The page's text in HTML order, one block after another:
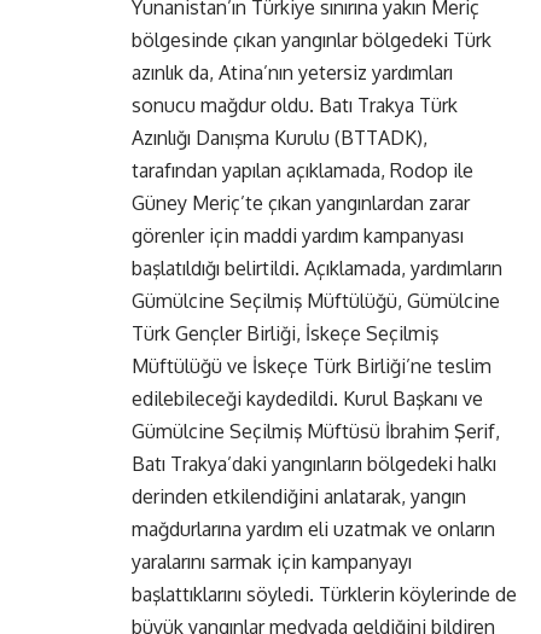
Yunanistan’ın Türkiye sınırına yakın Meriç
bölgesinde çıkan yangınlar bölgedeki Türk
azınlık da, Atina’nın yetersiz yardımları
sonucu mağdur oldu. Batı Trakya Türk
Azınlığı Danışma Kurulu (BTTADK),
tarafından yapılan açıklamada, Rodop ile
Güney Meriç’te çıkan yangınlardan zarar
görenler için maddi yardım kampanyası
başlatıldığı belirtildi. Açıklamada, yardımların
Gümülcine Seçilmiş Müftülüğü, Gümülcine
Türk Gençler Birliği, İskeçe Seçilmiş
Müftülüğü ve İskeçe Türk Birliği’ne teslim
edilebileceği kaydedildi. Kurul Başkanı ve
Gümülcine Seçilmiş Müftüsü İbrahim Şerif,
Batı Trakya’daki yangınların bölgedeki halkı
derinden etkilendiğini anlatarak, yangın
mağdurlarına yardım eli uzatmak ve onların
yaralarını sarmak için kampanyayı
başlattıklarını söyledi. Türklerin köylerinde de
büyük yangınlar medyada geldiğini bildiren